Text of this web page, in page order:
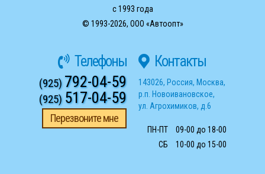
с 1993 года
© 1993-2026, ООО «Автоопт»
Телефоны
(925)792-04-59
(925) 517-04-59
Перезвоните мне
Контакты
143026, Россия, Москва,
р.п. Новоивановское,
ул. Агрохимиков, д.6
ПН-ПТ
09-00 до 18-00
СБ
10-00 до 15-00